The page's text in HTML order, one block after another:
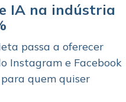
IA na indústria
passa a oferecer
Instagram e Facebook
quem quiser